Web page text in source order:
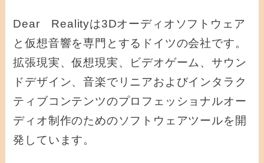
Dear Realityは3Dオーディオソフトウェア
と仮想音響を専門とするドイツの会社です。
拡張現実、仮想現実、ビデオゲーム、サウン
ドデザイン、音楽でリニアおよびインタラク
ティブコンテンツのプロフェッショナルオー
ディオ制作のためのソフトウェアツールを開
発しています。